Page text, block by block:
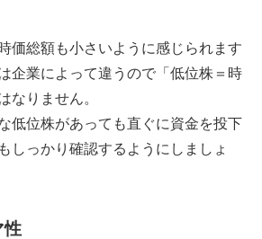
価総額も小さいように感じられます
企業によって違うので「低位株＝時
なりません。
低位株があっても直ぐに資金を投下
しっかり確認するようにしましょ
性